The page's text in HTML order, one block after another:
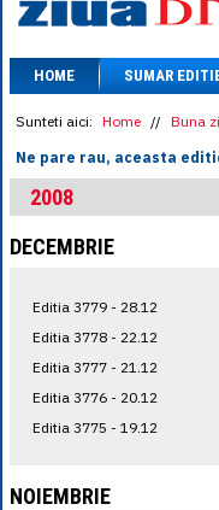
HOME SUMAR
Sunteti aici: Home // Buna
Ne pare rau, aceasta
2008
DECEMBRIE
Editia 3779 - 28.12
Editia 3778 - 22.12
Editia 3777 - 21.12
Editia 3776 - 20.12
Editia 3775 - 19.12
NOIEMBRIE